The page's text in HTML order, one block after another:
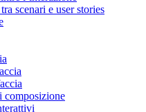
scenari e user stories
composizione